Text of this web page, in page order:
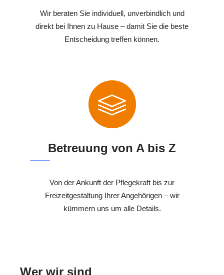
Wir beraten Sie individuell, unverbindlich und
direkt bei Ihnen zu Hause – damit Sie die beste
Entscheidung treffen können.
Betreuung von A bis Z
Von der Ankunft der Pflegekraft bis zur
Freizeitgestaltung Ihrer Angehörigen – wir
kümmern uns um alle Details.
Wer wir sind